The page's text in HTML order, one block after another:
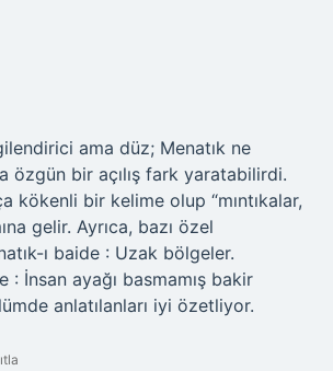
ama düz; Menatık ne
özgün bir açılış fark yaratabilirdi.
kökenli bir kelime olup “mıntıkalar,
gelir. Ayrıca, bazı özel
ı baide : Uzak bölgeler.
: İnsan ayağı basmamış bakir
anlatılanları iyi özetliyor.